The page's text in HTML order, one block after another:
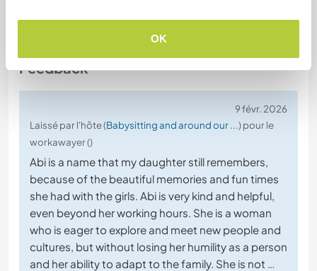
OK
Feedback
9 févr. 2026
Laissé par l'hôte (Babysitting and around our ...) pour le
workawayer ()
Abi is a name that my daughter still remembers,
because of the beautiful memories and fun times
she had with the girls. Abi is very kind and helpful,
even beyond her working hours. She is a woman
who is eager to explore and meet new people and
cultures, but without losing her humility as a person
and her ability to adapt to the family. She is not